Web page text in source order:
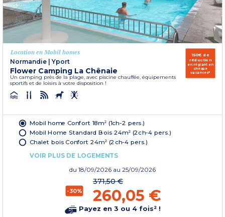
Location en Mobil homes
Normandie
Yport
Flower Camping La Chênaie
Un camping près de la plage, avec piscine chauffée, équipements
sportifs et de loisirs à votre disposition !
150€ de
réduction
en réglant en
chèque
vacances*
Mobil home Confort 18m² (1ch-2 pers.)
Mobil Home Standard Bois 24m² (2ch-4 pers.)
Chalet bois Confort 24m² (2ch-4 pers.)
VOIR PLUS DE LOGEMENTS
du 18/09/2026 au 25/09/2026
-30%
371,50 €
260,05 €
Payez en 3 ou 4 fois² !